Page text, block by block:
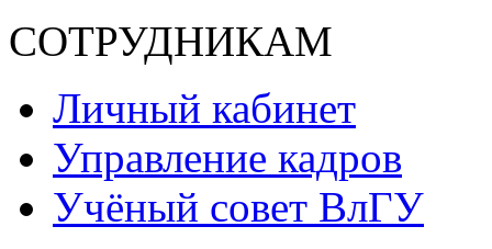
СОТРУДНИКАМ
Личный кабинет
Управление кадров
Учёный совет ВлГУ